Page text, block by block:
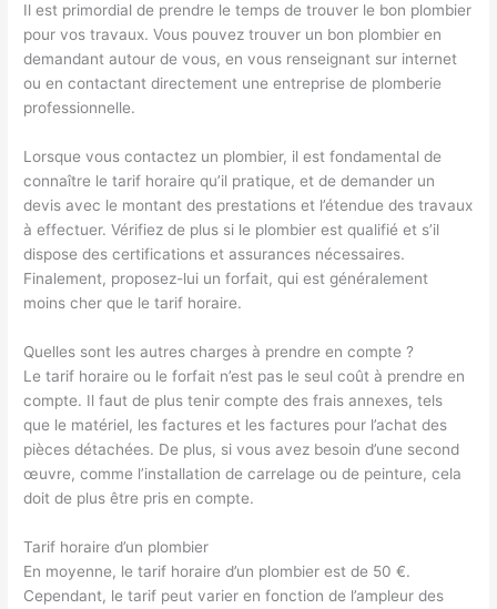
Il est primordial de prendre le temps de trouver le bon plombier
pour vos travaux. Vous pouvez trouver un bon plombier en
demandant autour de vous, en vous renseignant sur internet
ou en contactant directement une entreprise de plomberie
professionnelle.
Lorsque vous contactez un plombier, il est fondamental de
connaître le tarif horaire qu’il pratique, et de demander un
devis avec le montant des prestations et l’étendue des travaux
à effectuer. Vérifiez de plus si le plombier est qualifié et s’il
dispose des certifications et assurances nécessaires.
Finalement, proposez-lui un forfait, qui est généralement
moins cher que le tarif horaire.
Quelles sont les autres charges à prendre en compte ?
Le tarif horaire ou le forfait n’est pas le seul coût à prendre en
compte. Il faut de plus tenir compte des frais annexes, tels
que le matériel, les factures et les factures pour l’achat des
pièces détachées. De plus, si vous avez besoin d’une second
œuvre, comme l’installation de carrelage ou de peinture, cela
doit de plus être pris en compte.
Tarif horaire d’un plombier
En moyenne, le tarif horaire d’un plombier est de 50 €.
Cependant, le tarif peut varier en fonction de l’ampleur des